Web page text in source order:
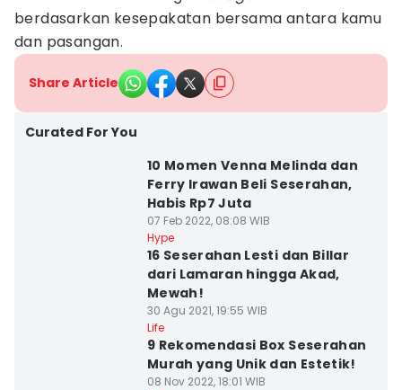
berdasarkan kesepakatan bersama antara kamu
dan pasangan.
Share Article
Curated For You
10 Momen Venna Melinda dan
Ferry Irawan Beli Seserahan,
Habis Rp7 Juta
07 Feb 2022, 08:08 WIB
Hype
16 Seserahan Lesti dan Billar
dari Lamaran hingga Akad,
Mewah!
30 Agu 2021, 19:55 WIB
Life
9 Rekomendasi Box Seserahan
Murah yang Unik dan Estetik!
08 Nov 2022, 18:01 WIB